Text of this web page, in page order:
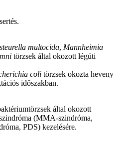
multocida, Mannheimia
törzsek által okozott légúti
coli törzsek okozta heveny
időszakban.
által okozott
(MMA-szindróma,
PDS) kezelésére.